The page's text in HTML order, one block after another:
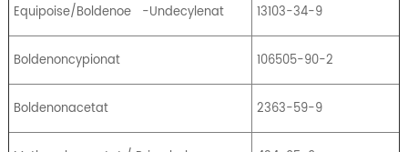
Equipoise/Boldenoe -Undecylenat 13103-34-9
Boldenoncypionat 106505-90-2
Boldenonacetat 2363-59-9